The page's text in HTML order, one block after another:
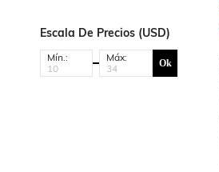
Escala De Precios (USD)
Mín.: Máx: Ok